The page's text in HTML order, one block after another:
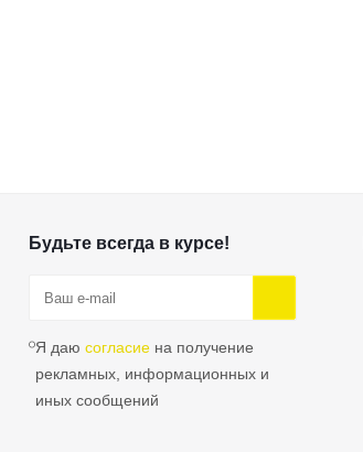
Будьте всегда в курсе!
Я даюсогласие на получение
рекламных, информационных и
иных сообщений